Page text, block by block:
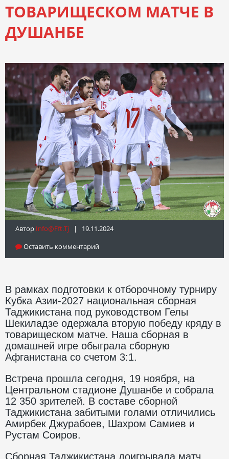
ТОВАРИЩЕСКОМ МАТЧЕ В
ДУШАНБЕ
Автор Info@fft.tj | 19.11.2024
Оставить комментарий
В рамках подготовки к отборочному турниру
Кубка Азии-2027 национальная сборная
Таджикистана под руководством Гелы
Шекиладзе одержала вторую победу кряду в
товарищеском матче. Наша сборная в
домашней игре обыграла сборную
Афганистана со счетом 3:1.
Встреча прошла сегодня, 19 ноября, на
Центральном стадионе Душанбе и собрала
12 350 зрителей. В составе сборной
Таджикистана забитыми голами отличились
Амирбек Джурабоев, Шахром Самиев и
Рустам Соиров.
Сборная Таджикистана доигрывала матч